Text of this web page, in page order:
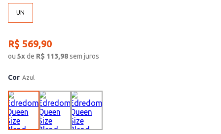
UN
R$ 569,90
ou 5xde R$ 113,98sem juros
Cor Azul